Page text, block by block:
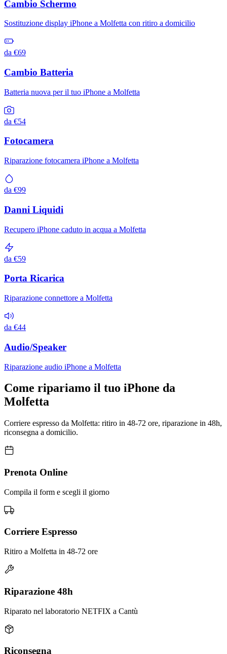
Cambio Schermo
Sostituzione display iPhone a Molfetta con ritiro a domicilio
da €69
Cambio Batteria
Batteria nuova per il tuo iPhone a Molfetta
da €54
Fotocamera
Riparazione fotocamera iPhone a Molfetta
da €99
Danni Liquidi
Recupero iPhone caduto in acqua a Molfetta
da €59
Porta Ricarica
Riparazione connettore a Molfetta
da €44
Audio/Speaker
Riparazione audio iPhone a Molfetta
Come ripariamo il tuo iPhone da
Molfetta
Corriere espresso da Molfetta: ritiro in 48-72 ore, riparazione in 48h,
riconsegna a domicilio.
Prenota Online
Compila il form e scegli il giorno
Corriere Espresso
Ritiro a Molfetta in 48-72 ore
Riparazione 48h
Riparato nel laboratorio NETFIX a Cantù
Riconsegna